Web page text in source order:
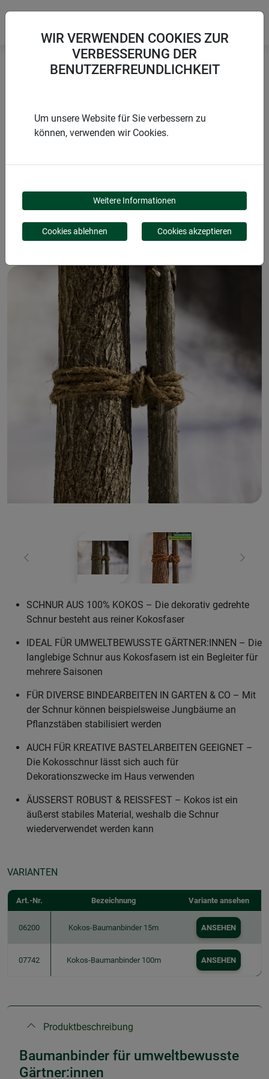
PRODUKTE
KOKOS-
BAUMANBINDER
Zurück Weiter
SCHNUR AUS 100% KOKOS – Die dekorativ gedrehte
Schnur besteht aus reiner Kokosfaser
IDEAL FÜR UMWELTBEWUSSTE GÄRTNER:INNEN – Die
langlebige Schnur aus Kokosfasern ist ein Begleiter für
mehrere Saisonen
FÜR DIVERSE BINDEARBEITEN IN GARTEN & CO – Mit
der Schnur können beispielsweise Jungbäume an
Pflanzstäben stabilisiert werden
AUCH FÜR KREATIVE BASTELARBEITEN GEEIGNET –
Die Kokosschnur lässt sich auch für
Dekorationszwecke im Haus verwenden
ÄUSSERST ROBUST & REISSFEST – Kokos ist ein
äußerst stabiles Material, weshalb die Schnur
wiederverwendet werden kann
VARIANTEN
Art.-Nr. Bezeichnung Variante ansehen
06200 Kokos-Baumanbinder 15m ANSEHEN
07742 Kokos-Baumanbinder 100m ANSEHEN
Produktbeschreibung
Baumanbinder für umweltbewusste
Gärtner:innen
WIR VERWENDEN COOKIES ZUR
VERBESSERUNG DER
BENUTZERFREUNDLICHKEIT
Um unsere Website für Sie verbessern zu
können, verwenden wir Cookies.
Weitere Informationen
Cookies ablehnen Cookies akzeptieren